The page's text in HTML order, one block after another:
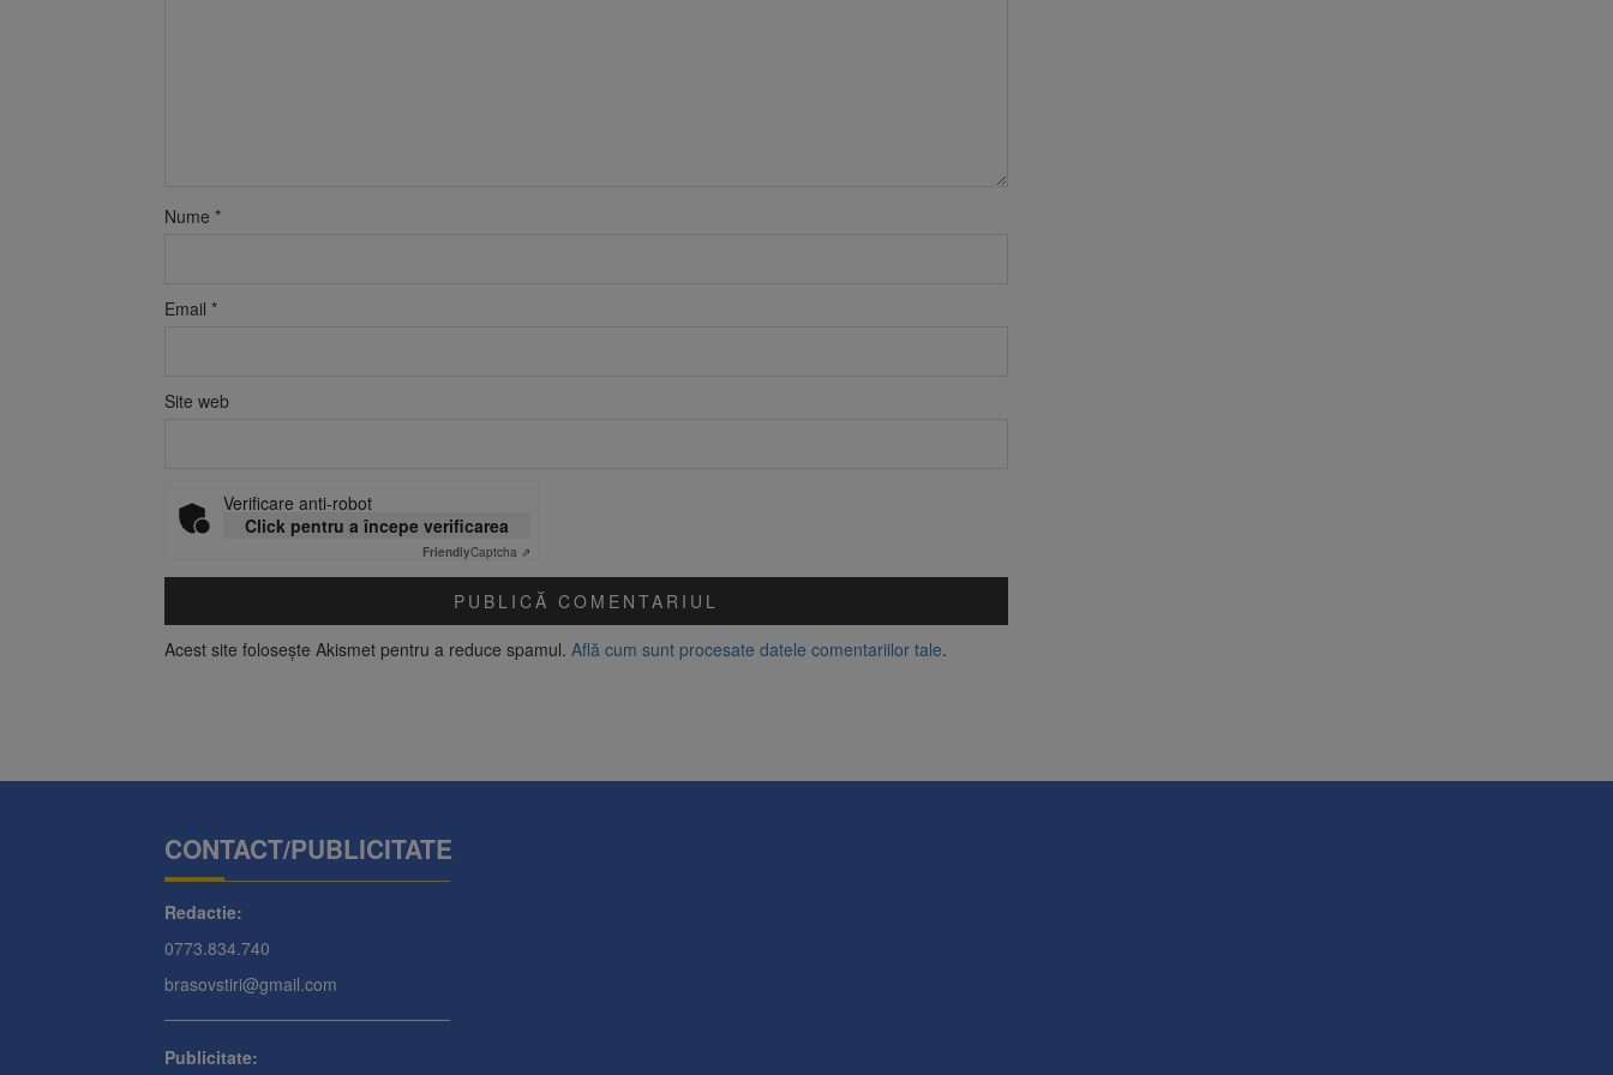
Nume *
Email *
Site web
Verificare anti-robot
Click pentru a începe verificarea
FriendlyCaptcha ⇗
Acest site folosește Akismet pentru a reduce spamul. Află cum sunt procesate datele comentariilor tale.
CONTACT/PUBLICITATE
Redactie:
0773.834.740
brasovstiri@gmail.com
Publicitate: